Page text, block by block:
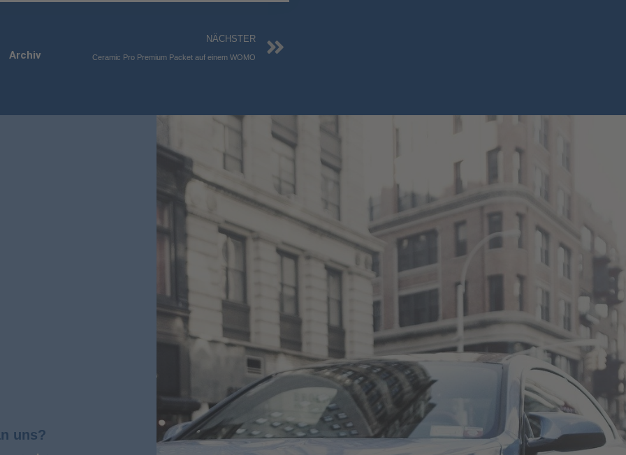
Archiv
NÄCHSTER
Ceramic Pro Premium Packet auf einem WOMO
uns?